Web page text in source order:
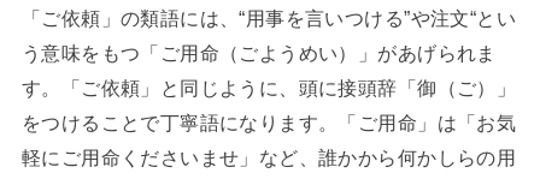
「ご依頼」の類語には、“用事を言いつける”や注文“とい
う意味をもつ「ご用命（ごようめい）」があげられま
す。「ご依頼」と同じように、頭に接頭辞「御（ご）」
をつけることで丁寧語になります。「ご用命」は「お気
軽にご用命くださいませ」など、誰かから何かしらの用